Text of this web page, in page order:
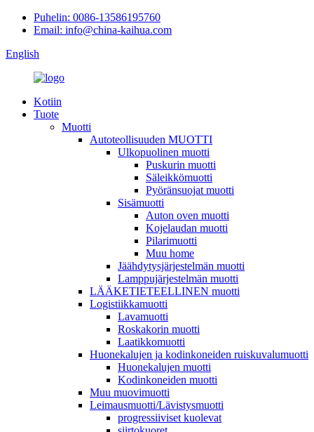
Puhelin: 0086-13586195760
Email: info@china-kaihua.com
English
Kotiin
Tuote
Muotti
Autoteollisuuden MUOTTI
Ulkopuolinen muotti
Puskurin muotti
Säleikkömuotti
Pyöränsuojat muotti
Sisämuotti
Auton oven muotti
Kojelaudan muotti
Pilarimuotti
Muu home
Jäähdytysjärjestelmän muotti
Lamppujärjestelmän muotti
LÄÄKETIETEELLINEN muotti
Logistiikkamuotti
Lavamuotti
Roskakorin muotti
Laatikkomuotti
Huonekalujen ja kodinkoneiden ruiskuvalumuotti
Huonekalujen muotti
Kodinkoneiden muotti
Muu muovimuotti
Leimausmuotti/Lävistysmuotti
progressiiviset kuolevat